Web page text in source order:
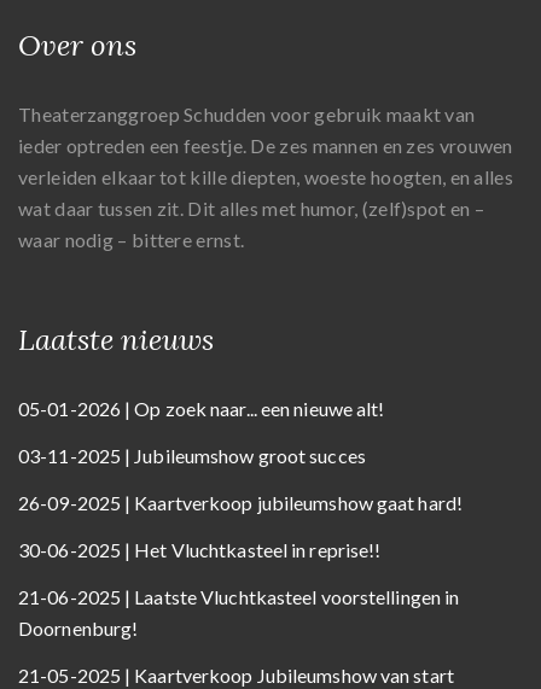
Over ons
Theaterzanggroep Schudden voor gebruik maakt van
ieder optreden een feestje. De zes mannen en zes vrouwen
verleiden elkaar tot kille diepten, woeste hoogten, en alles
wat daar tussen zit. Dit alles met humor, (zelf)spot en –
waar nodig – bittere ernst.
Laatste nieuws
05-01-2026 | Op zoek naar... een nieuwe alt!
03-11-2025 | Jubileumshow groot succes
26-09-2025 | Kaartverkoop jubileumshow gaat hard!
30-06-2025 | Het Vluchtkasteel in reprise!!
21-06-2025 | Laatste Vluchtkasteel voorstellingen in
Doornenburg!
21-05-2025 | Kaartverkoop Jubileumshow van start